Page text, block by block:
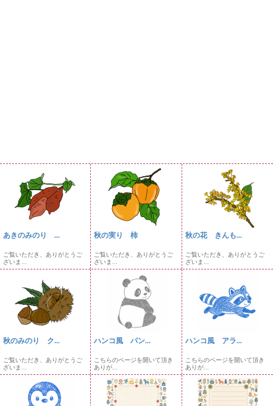
あきのみのり ...
ご覧いただき、ありがとうご
ざいま...
秋の実り 柿
ご覧いただき、ありがとうご
ざいま...
秋の花 きんも...
ご覧いただき、ありがとうご
ざいま...
秋のみのり ク...
ご覧いただき、ありがとうご
ざいま...
ハンコ風 パン...
こちらのページを開いて頂き
ありが...
ハンコ風 アラ...
こちらのページを開いて頂き
ありが...